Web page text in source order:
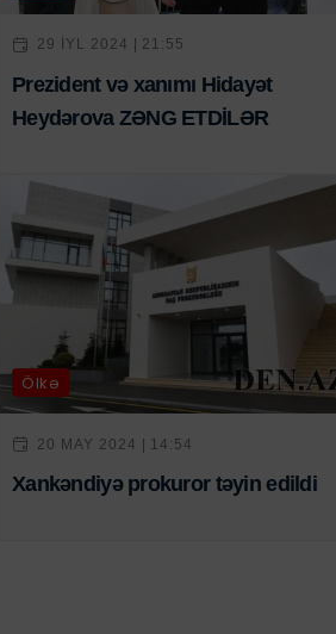
29 IYL 2024 | 21:55
Prezident və xanımı Hidayət
Heydərova ZƏNG ETDİLƏR
Ölkə
20 MAY 2024 | 14:54
Xankəndiyə prokuror təyin edildi